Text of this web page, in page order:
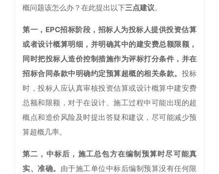
概问题该怎么办？在此提出以下三点建议。
第一，EPC招标阶段，招标人为投标人提供投资估算
或者设计概算明细，并明确其中的建安费总额限额，
同时把投标人造价控制措施作为评标打分条件，并在
招标合同条款中明确约定预算超概的相关条款。 投标
时，投标人应认真审核投资估算或设计概算中建安费
总额和限额，对于在设计、施工过程中可能出现的超
概点和造价风险及时提出答疑和建议，尽可能减少预
算超概几率。
第二，中标后，施工总包方在编制预算时尽可能真
实、准确。 由于施工单位中标后编制预算没有任何限